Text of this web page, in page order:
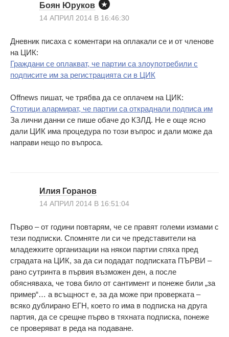
Боян Юруков
14 АПРИЛ 2014 В 16:46:30
Дневник писаха с коментари на оплакали се и от членове
на ЦИК:
Граждани се оплакват, че партии са злоупотребили с
подписите им за регистрацията си в ЦИК
Offnews пишат, че трябва да се оплачем на ЦИК:
Стотици алармират, че партии са откраднали подписа им
За лични данни се пише обаче до КЗЛД. Не е още ясно
дали ЦИК има процедура по този въпрос и дали може да
направи нещо по въпроса.
Илия Горанов
14 АПРИЛ 2014 В 16:51:04
Първо – от години повтарям, че се правят големи измами с
тези подписки. Спомняте ли си че представители на
младежките организации на някои партии спяха пред
сградата на ЦИК, за да си подадат подписката ПЪРВИ –
рано сутринта в първия възможен ден, а после
обясняваха, че това било от сантимент и понеже били „за
пример“… а всъщност е, за да може при проверката –
всяко дублирано ЕГН, което го има в подписка на друга
партия, да се срещне първо в тяхната подписка, понеже
се проверяват в реда на подаване.